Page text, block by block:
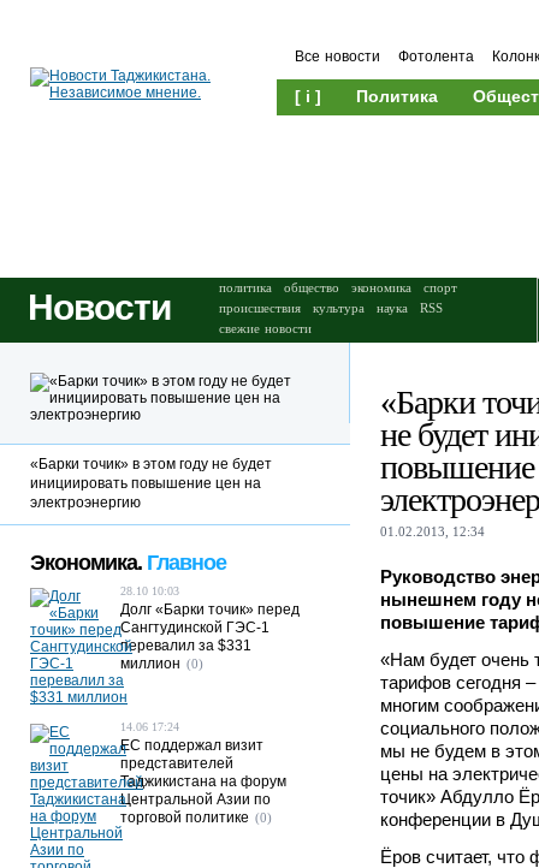
Все новости Фотолента
[ i ] Политика
Новости политика общество экономика
спорт
происшествия
культура наука
RSS
свежие новости
«Барки
не будет
повышение
01.02.2013, 12:34
Руководство
нынешнем году
повышение
«Нам будет очень
тарифов сегодня
многим
социального
мы не будем в
цены на
точик» Абдулло
конференции в
Ёров считает, что
«Барки точик» в этом году не будет
инициировать повышение цен на
электроэнергию
Экономика. Главное
28.10 10:03
Долг «Барки точик» перед
Сангтудинской ГЭС-1
перевалил за $331
миллион (0)
14.06 17:24
ЕС поддержал визит
представителей
Таджикистана на форум
Центральной Азии по
торговой политике (0)